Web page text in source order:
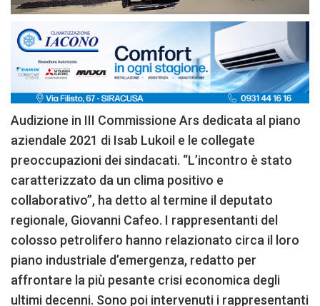
Audizione in III Commissione Ars dedicata al piano
aziendale 2021 di Isab Lukoil e le collegate
preoccupazioni dei sindacati. “L’incontro è stato
caratterizzato da un clima positivo e
collaborativo”, ha detto al termine il deputato
regionale, Giovanni Cafeo. I rappresentanti del
colosso petrolifero hanno relazionato circa il loro
piano industriale d’emergenza, redatto per
affrontare la più pesante crisi economica degli
ultimi decenni. Sono poi intervenuti i rappresentanti